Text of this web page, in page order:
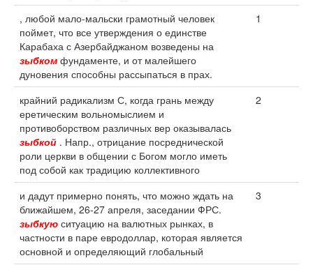
, любой мало-мальски грамотный человек
поймет, что все утверждения о единстве
Карабаха с Азербайджаном возведены на
зыбком фундаменте, и от малейшего
дуновения способны рассыпаться в прах.
1
крайний радикализм С, когда грань между
еретическим вольномыслием и
противоборством различных вер оказывалась
зыбкой . Напр., отрицание посреднической
роли церкви в общении с Богом могло иметь
под собой как традицию коллективного
2
и дадут примерно понять, что можно ждать на
ближайшем, 26-27 апреля, заседании ФРС.
зыбкую ситуацию на валютных рынках, в
частности в паре евродоллар, которая является
основной и определяющий глобальный
3